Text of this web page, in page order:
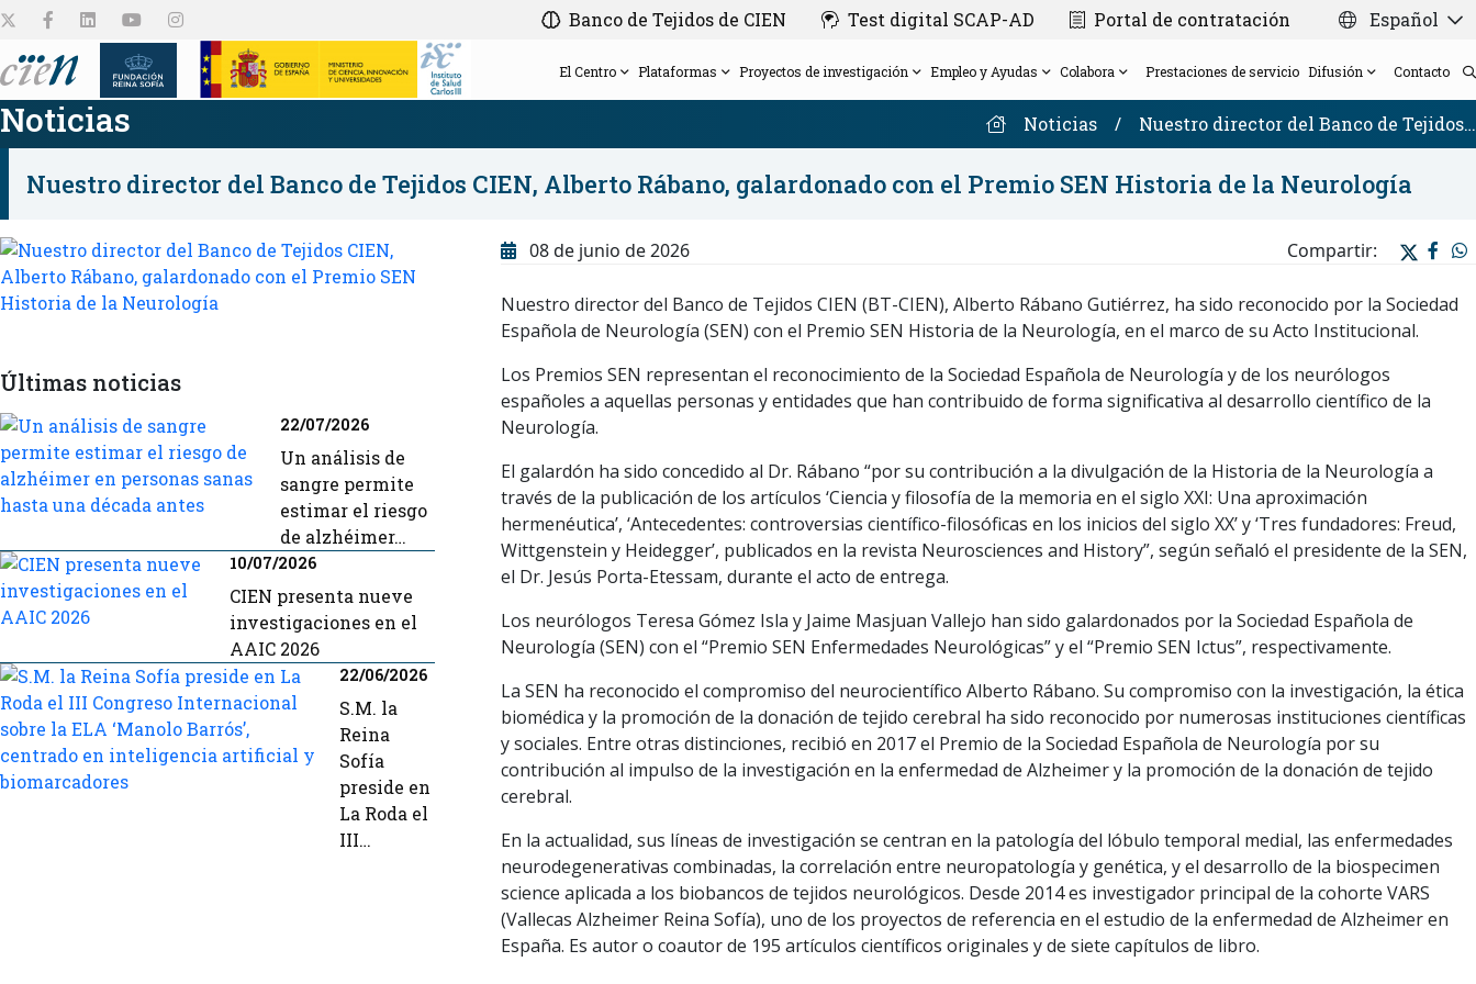
Banco de Tejidos de CIEN Test digital SCAP-AD Portal de contratación Español
El Centro
El Centro Patronato
Gerencia
Consejo Científico Asesor Externo
de Salud Carlos III
Transparencia
Equipo
Nuestra red
Plataformas
Plataformas Plataforma de Evaluación Clínica
Biomarcadores/Bioquímica y Genética Molecular
Plataforma de Base de Datos y Bioinformática
Plataforma de Neurofisiología y
Neuromodulación
Proyectos de investigación
Proyectos de
investigación
FluiDx-AD
Histórico de Proyectos
Empleo y Ayudas
Empleo y Ayudas Empleo
Bolsa de empleo
Colabora
Colabora Amigos de la Fundación CIEN
Regala investigación en Alzheimer con la
Donación de cerebros post-mortem para
Hazte voluntario
Tarjeta Navideña Solidaria 2025
Prestaciones de servicio Difusión
Difusión Agenda
Nuestros congresos
Calendario
CIEN Seminar Series
CIEN en los medios
Contacto
Noticias Noticias / Nuestro director del Banco de Tejidos…
Nuestro director del Banco de Tejidos CIEN, Alberto Rábano, galardonado con el Premio SEN Historia de la Neurología
Últimas noticias
22/07/2026
Un análisis de
sangre permite
estimar el riesgo
de alzhéimer…
10/07/2026
CIEN presenta nueve
investigaciones en el
AAIC 2026
22/06/2026
S.M. la
Reina
Sofía
preside en
La Roda el
III…
08 de junio de 2026 Compartir:
Nuestro director del Banco de Tejidos CIEN (BT-CIEN), Alberto Rábano Gutiérrez, ha sido reconocido por la Sociedad
Española de Neurología (SEN) con el Premio SEN Historia de la Neurología, en el marco de su Acto Institucional.
Los Premios SEN representan el reconocimiento de la Sociedad Española de Neurología y de los neurólogos
españoles a aquellas personas y entidades que han contribuido de forma significativa al desarrollo científico de la
Neurología.
El galardón ha sido concedido al Dr. Rábano “por su contribución a la divulgación de la Historia de la Neurología a
través de la publicación de los artículos ‘Ciencia y filosofía de la memoria en el siglo XXI: Una aproximación
hermenéutica’, ‘Antecedentes: controversias científico-filosóficas en los inicios del siglo XX’ y ‘Tres fundadores: Freud,
Wittgenstein y Heidegger’, publicados en la revista Neurosciences and History”, según señaló el presidente de la SEN,
el Dr. Jesús Porta-Etessam, durante el acto de entrega.
Los neurólogos Teresa Gómez Isla y Jaime Masjuan Vallejo han sido galardonados por la Sociedad Española de
Neurología (SEN) con el “Premio SEN Enfermedades Neurológicas” y el “Premio SEN Ictus”, respectivamente.
La SEN ha reconocido el compromiso del neurocientífico Alberto Rábano. Su compromiso con la investigación, la ética
biomédica y la promoción de la donación de tejido cerebral ha sido reconocido por numerosas instituciones científicas
y sociales. Entre otras distinciones, recibió en 2017 el Premio de la Sociedad Española de Neurología por su
contribución al impulso de la investigación en la enfermedad de Alzheimer y la promoción de la donación de tejido
cerebral.
En la actualidad, sus líneas de investigación se centran en la patología del lóbulo temporal medial, las enfermedades
neurodegenerativas combinadas, la correlación entre neuropatología y genética, y el desarrollo de la biospecimen
science aplicada a los biobancos de tejidos neurológicos. Desde 2014 es investigador principal de la cohorte VARS
(Vallecas Alzheimer Reina Sofía), uno de los proyectos de referencia en el estudio de la enfermedad de Alzheimer en
España. Es autor o coautor de 195 artículos científicos originales y de siete capítulos de libro.